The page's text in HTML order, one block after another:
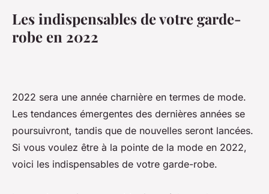
Les indispensables de votre garde-
robe en 2022
2022 sera une année charnière en termes de mode.
Les tendances émergentes des dernières années se
poursuivront, tandis que de nouvelles seront lancées.
Si vous voulez être à la pointe de la mode en 2022,
voici les indispensables de votre garde-robe.